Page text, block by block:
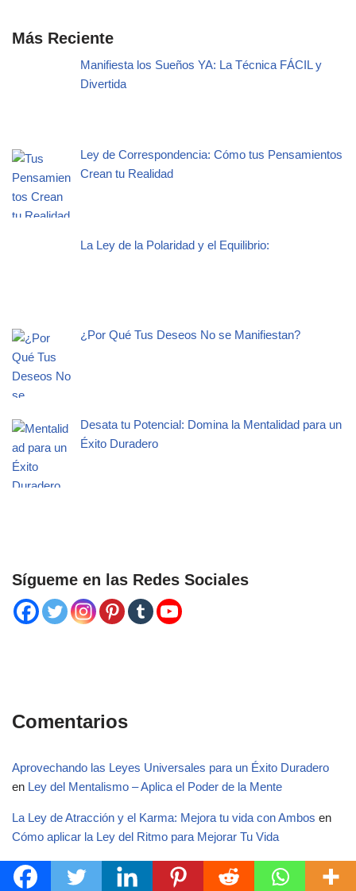
Más Reciente
Manifiesta los Sueños YA: La Técnica FÁCIL y
Divertida
Ley de Correspondencia: Cómo tus Pensamientos
Crean tu Realidad
La Ley de la Polaridad y el Equilibrio:
¿Por Qué Tus Deseos No se Manifiestan?
Desata tu Potencial: Domina la Mentalidad para un
Éxito Duradero
Sígueme en las Redes Sociales
Comentarios
Aprovechando las Leyes Universales para un Éxito Duradero
en Ley del Mentalismo – Aplica el Poder de la Mente
La Ley de Atracción y el Karma: Mejora tu vida con Ambos en
Cómo aplicar la Ley del Ritmo para Mejorar Tu Vida
La Ley de la Polaridad en la Metafísica enLey del Ritmo – Fluir
con el Universo